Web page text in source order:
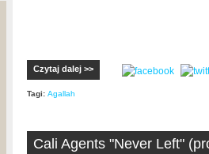
Czytaj dalej >>
Tagi: Agallah
Cali Agents "Never Left"